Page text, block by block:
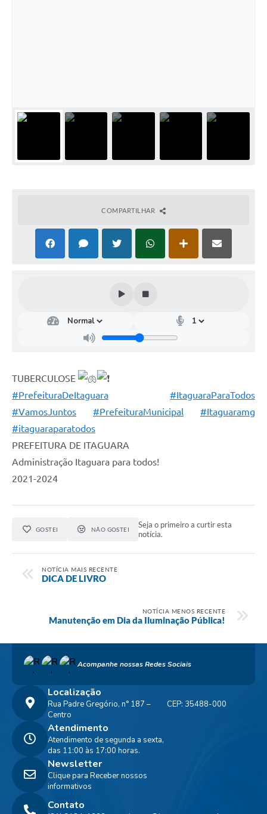
COMPARTILHAR
TUBERCULOSE
#PrefeituraDeItaguara
#ItaguaraParaTodos
#VamosJuntos
#PrefeituraMunicipal
#Itaguaramg
#itaguaraparatodos
PREFEITURA DE ITAGUARA⠀
Administração Itaguara para todos!⠀
2021-2024
GOSTEI NÃO GOSTEI
Seja o primeiro a curtir esta
notícia.
NOTÍCIA MAIS RECENTE
DICA DE LIVRO
NOTÍCIA MENOS RECENTE
Manutenção em Dia da Iluminação Pública!
Acompanhe nossas Redes Sociais
Localização
Rua Padre Gregório, n° 187 –
Centro
CEP: 35488-000
Contato
Atendimento
Atendimento de segunda a sexta,
das 11:00 às 17:00 horas.
Newsletter
Clique para Receber nossos
informativos